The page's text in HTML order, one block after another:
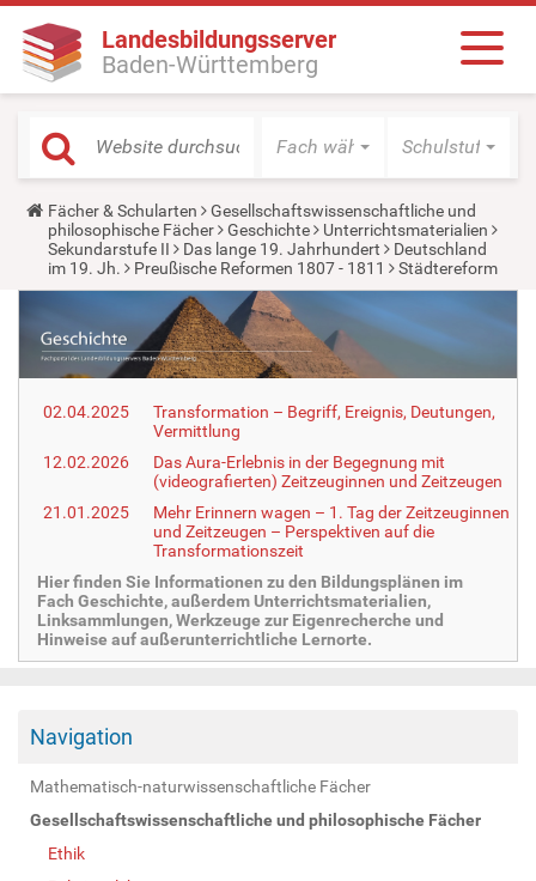
Landesbildungsserver
Baden-Württemberg
Fach wählen Schulstufe
Y
o
u
a
r
e
r
e
Fächer & Schularten
Gesellschaftswissenschaftliche und
philosophische Fächer
Geschichte
Unterrichtsmaterialien
Sekundarstufe II
Das lange 19. Jahrhundert
Deutschland
im 19. Jh.
Preußische Reformen 1807 - 1811 Städtereform
02.04.2025
Transformation – Begriff, Ereignis, Deutungen,
Vermittlung
12.02.2026
Das Aura-Erlebnis in der Begegnung mit
(videografierten) Zeitzeuginnen und Zeitzeugen
21.01.2025
Mehr Erinnern wagen – 1. Tag der Zeitzeuginnen
und Zeitzeugen – Perspektiven auf die
Transformationszeit
Hier finden Sie Informationen zu den Bildungsplänen im
Fach Geschichte, außerdem Unterrichtsmaterialien,
Linksammlungen, Werkzeuge zur Eigenrecherche und
Hinweise auf außerunterrichtliche Lernorte.
Navigation
Mathematisch-naturwissenschaftliche Fächer
Gesellschaftswissenschaftliche und philosophische Fächer
Ethik